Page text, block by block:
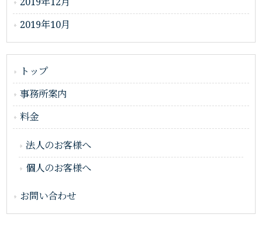
2019年10月
トップ
事務所案内
料金
法人のお客様へ
個人のお客様へ
お問い合わせ